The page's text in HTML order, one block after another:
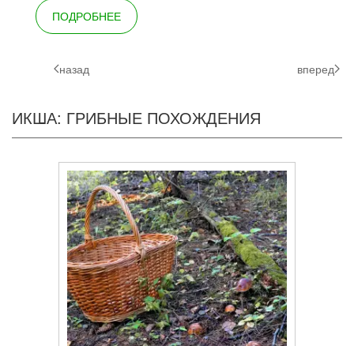
ПОДРОБНЕЕ
назад вперед
ИКША: ГРИБНЫЕ ПОХОЖДЕНИЯ